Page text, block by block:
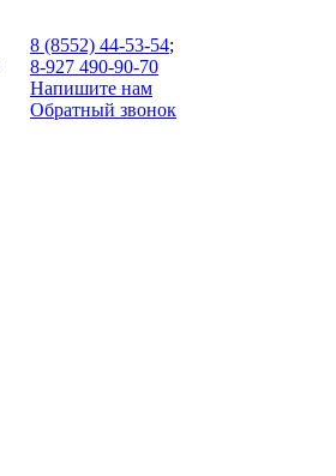
8 (8552) 44-53-54;
8-927 490-90-70
Напишите нам
Обратный звонок